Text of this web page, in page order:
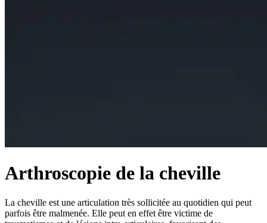
Arthroscopie de la cheville
La cheville est une articulation très sollicitée au quotidien qui peut
parfois être malmenée. Elle peut en effet être victime de